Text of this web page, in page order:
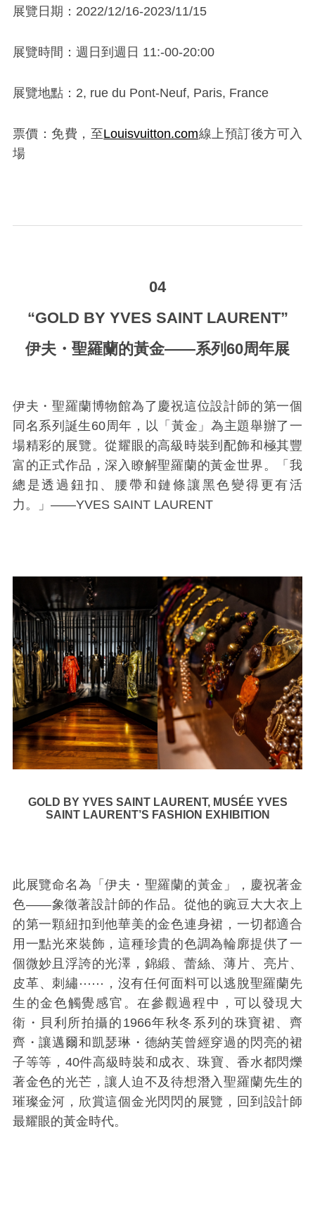
展覽日期：2022/12/16-2023/11/15
展覽時間：週日到週日 11:-00-20:00
展覽地點：2, rue du Pont-Neuf, Paris, France
票價：免費，至Louisvuitton.com線上預訂後方可入
場
04
“GOLD BY YVES SAINT LAURENT”
伊夫・聖羅蘭的黃金——系列60周年展
伊夫・聖羅蘭博物館為了慶祝這位設計師的第一個
同名系列誕生60周年，以「黃金」為主題舉辦了一
場精彩的展覽。從耀眼的高級時裝到配飾和極其豐
富的正式作品，深入瞭解聖羅蘭的黃金世界。「我
總是透過鈕扣、腰帶和鏈條讓黑色變得更有活
力。」——YVES SAINT LAURENT
GOLD BY YVES SAINT LAURENT, MUSÉE YVES
SAINT LAURENT’S FASHION EXHIBITION
此展覽命名為「伊夫・聖羅蘭的黃金」，慶祝著金
色——象徵著設計師的作品。從他的豌豆大大衣上
的第一顆紐扣到他華美的金色連身裙，一切都適合
用一點光來裝飾，這種珍貴的色調為輪廓提供了一
個微妙且浮誇的光澤，錦緞、蕾絲、薄片、亮片、
皮革、刺繡⋯⋯，沒有任何面料可以逃脫聖羅蘭先
生的金色觸覺感官。在參觀過程中，可以發現大
衛・貝利所拍攝的1966年秋冬系列的珠寶裙、齊
齊・讓邁爾和凱瑟琳・德納芙曾經穿過的閃亮的裙
子等等，40件高級時裝和成衣、珠寶、香水都閃爍
著金色的光芒，讓人迫不及待想潛入聖羅蘭先生的
璀璨金河，欣賞這個金光閃閃的展覽，回到設計師
最耀眼的黃金時代。